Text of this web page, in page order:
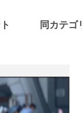
同カテゴ